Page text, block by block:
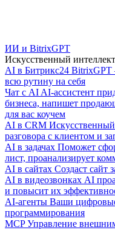
ИИ и BitrixGPT
Искусственный
AI в Битрикс24 BitrixGPT
всю рутину на себя
Чат с AI AI-ассистент
бизнеса, напишет
для вас коучем
AI в CRM
разговора с клиентом и
AI в задачах Поможет
лист, проанализирует
AI в сайтах Создаст сайт
AI в видеозвонках AI
и повысит их
AI-агенты Ваши
программирования
MCP Управление